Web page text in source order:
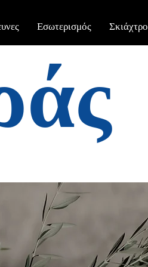
Εσωτερισμός Σκιάχτρο